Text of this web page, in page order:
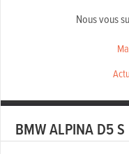
Nous vous
BMW ALPINA D5 S